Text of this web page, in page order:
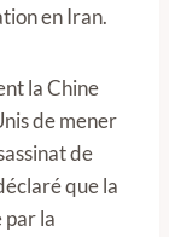
en Iran.
la Chine
de mener
de
que la
la